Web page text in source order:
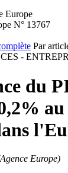
N° 13767
Par
-
du
Europe)